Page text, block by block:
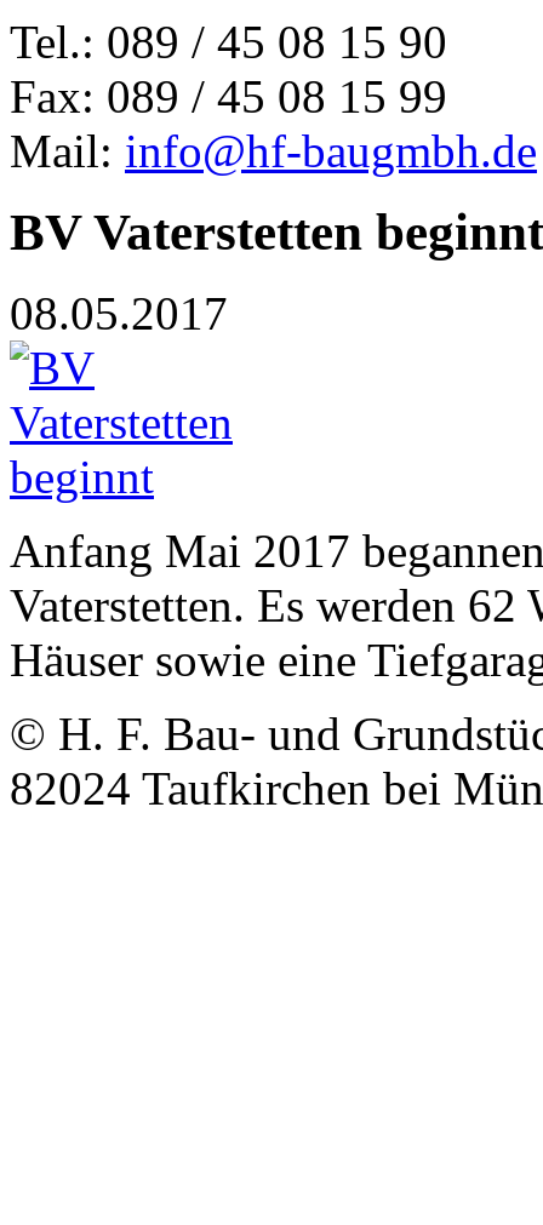
Tel.: 089 / 45 08 15 90
Fax: 089 / 45 08 15 99
Mail: info@hf-baugmbh.de
BV Vaterstetten beginnt
08.05.2017
Anfang Mai 2017
Vaterstetten. Es werden
Häuser sowie eine
© H. F. Bau- und
82024 Taufkirchen bei